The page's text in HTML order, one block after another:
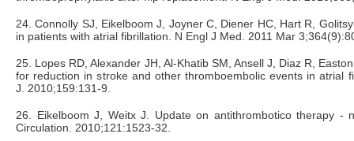
24. Connolly SJ, Eikelboom J, Joyner C, Diener HC, Hart R,
in patients with atrial fibrillation. N Engl J Med. 2011 Mar
25. Lopes RD, Alexander JH, Al-Khatib SM, Ansell J, Diaz R,
for reduction in stroke and other thromboembolic events in atrial
J. 2010;159:131-9.
26. Eikelboom J, Weitx J. Update on antithrombotico therapy -
Circulation. 2010;121:1523-32.